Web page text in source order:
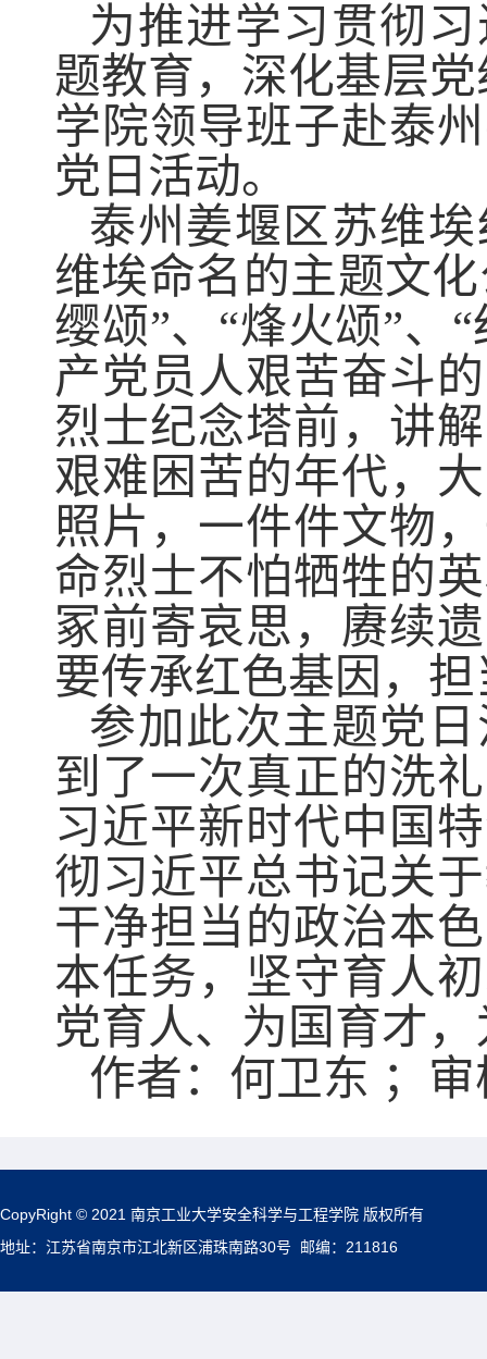
为推进学习贯彻
题教育，深化基层
学院领导班子赴泰
党日活动。
泰州姜堰区苏维
维埃命名的主题文
缨颂”、“烽火颂”、
产党员人艰苦奋斗
烈士纪念塔前，讲
艰难困苦的年代，
照片，一件件文物
命烈士不怕牺牲的
冢前寄哀思，赓续
要传承红色基因，
参加此次主题党
到了一次真正的洗
习近平新时代中国
彻习近平总书记关
干净担当的政治本
本任务，坚守育人
党育人、为国育才
作者：何卫东 ；
CopyRight © 2021 南京工业大学安全科学与工程学院 版权所有
地址：江苏省南京市江北新区浦珠南路30号 邮编：211816